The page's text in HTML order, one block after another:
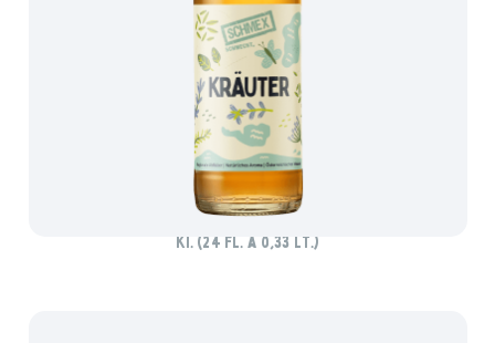
SCHMEX KRÄUTER
Ki. (24 Fl. à 0,33 lt.)